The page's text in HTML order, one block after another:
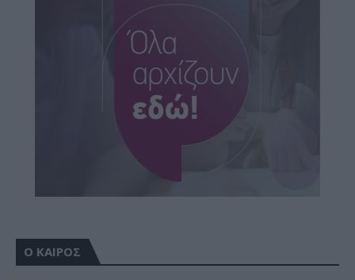
Ο ΚΑΙΡΟΣ